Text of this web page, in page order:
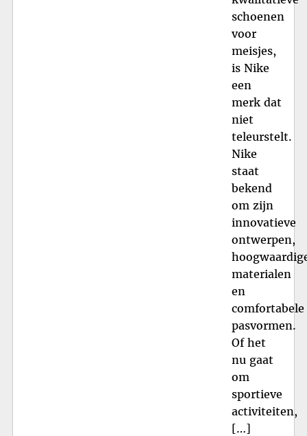
schoenen
voor
meisjes,
is Nike
een
merk dat
niet
teleurstelt.
Nike
staat
bekend
om zijn
innovatieve
ontwerpen,
materialen
en
comfortabele
pasvormen.
Of het
nu gaat
om
sportieve
activiteiten,
[…]